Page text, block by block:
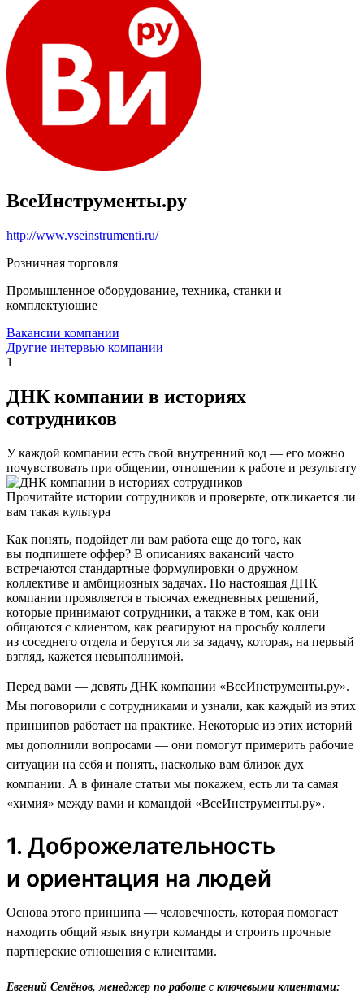
ВсеИнструменты.ру
http://www.vseinstrumenti.ru/
Розничная торговля
Промышленное оборудование, техника, станки и
комплектующие
Вакансии компании
Другие интервью компании
1
ДНК компании в историях
сотрудников
У каждой компании есть свой внутренний код — его можно
почувствовать при общении, отношении к работе и результату
Прочитайте истории сотрудников и проверьте, откликается ли
вам такая культура
Как понять, подойдет ли вам работа еще до того, как
вы подпишете оффер? В описаниях вакансий часто
встречаются стандартные формулировки о дружном
коллективе и амбициозных задачах. Но настоящая ДНК
компании проявляется в тысячах ежедневных решений,
которые принимают сотрудники, а также в том, как они
общаются с клиентом, как реагируют на просьбу коллеги
из соседнего отдела и берутся ли за задачу, которая, на первый
взгляд, кажется невыполнимой.
Перед вами — девять ДНК компании «ВсеИнструменты.ру».
Мы поговорили с сотрудниками и узнали, как каждый из этих
принципов работает на практике. Некоторые из этих историй
мы дополнили вопросами — они помогут примерить рабочие
ситуации на себя и понять, насколько вам близок дух
компании. А в финале статьи мы покажем, есть ли та самая
«химия» между вами и командой «ВсеИнструменты.ру».
1. Доброжелательность
и ориентация на людей
Основа этого принципа — человечность, которая помогает
находить общий язык внутри команды и строить прочные
партнерские отношения с клиентами.
Евгений Семёнов, менеджер по работе с ключевыми клиентами: